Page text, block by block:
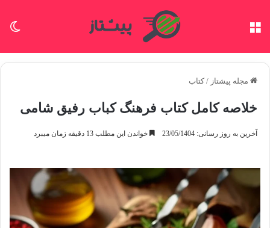
مجله پیشتاز / کتاب
خلاصه کامل کتاب فرهنگ کباب رفیق شامی
آخرین به روز رسانی: 23/05/1404 خواندن این مطلب 13 دقیقه زمان میبرد